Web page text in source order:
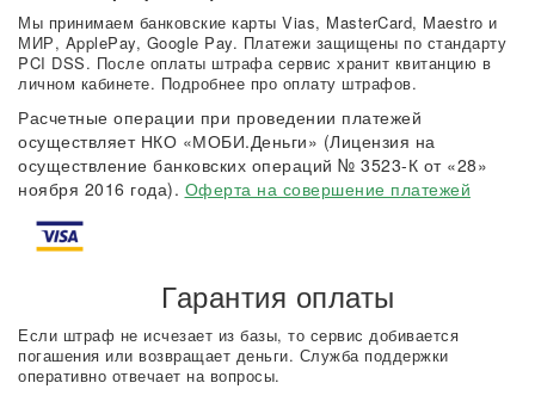
Мы принимаем банковские карты Vias, MasterCard, Maestro и
МИР, ApplePay, Google Pay. Платежи защищены по стандарту
PCI DSS. После оплаты штрафа сервис хранит квитанцию в
личном кабинете. Подробнее про оплату штрафов.
Расчетные операции при проведении платежей
осуществляет НКО «МОБИ.Деньги» (Лицензия на
осуществление банковских операций № 3523-К от «28»
ноября 2016 года). Оферта на совершение платежей
Гарантия оплаты
Если штраф не исчезает из базы, то сервис добивается
погашения или возвращает деньги. Служба поддержки
оперативно отвечает на вопросы.